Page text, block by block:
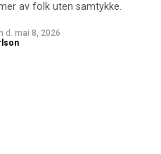
av folk uten samtykke.
d. mai 8, 2026